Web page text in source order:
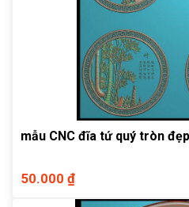
mẫu CNC đĩa tứ quý tròn
50.000 ₫